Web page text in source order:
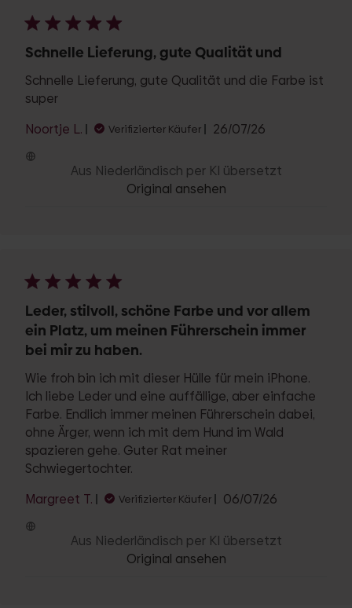
Schnelle Lieferung, gute Qualität und
Schnelle Lieferung, gute Qualität und die Farbe ist
super
Noortje L.
Verifizierter Käufer 26/07/26
Aus Niederländisch per KI übersetzt
Original ansehen
Leder, stilvoll, schöne Farbe und vor allem
ein Platz, um meinen Führerschein immer
bei mir zu haben.
Wie froh bin ich mit dieser Hülle für mein iPhone.
Ich liebe Leder und eine auffällige, aber einfache
Farbe. Endlich immer meinen Führerschein dabei,
ohne Ärger, wenn ich mit dem Hund im Wald
spazieren gehe. Guter Rat meiner
Schwiegertochter.
Margreet T.
Verifizierter Käufer 06/07/26
Aus Niederländisch per KI übersetzt
Original ansehen